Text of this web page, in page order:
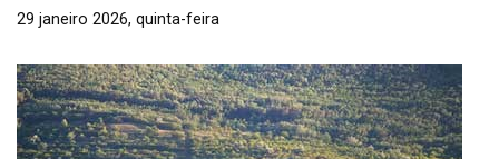
29 janeiro 2026, quinta-feira